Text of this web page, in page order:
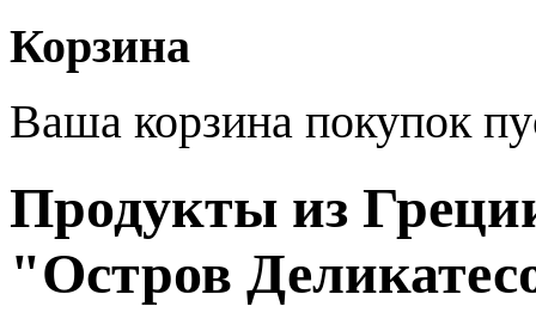
Корзина
Ваша корзина покупок
Продукты из
"Остров